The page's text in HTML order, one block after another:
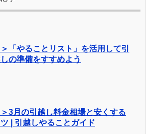
＞「やることリスト」を活用して引
の準備をすすめよう
＞3月の引越し料金相場と安くする
| 引越しやることガイド